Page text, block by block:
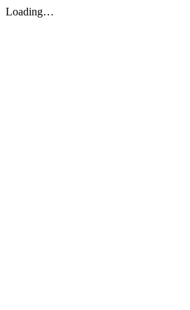
Loading…